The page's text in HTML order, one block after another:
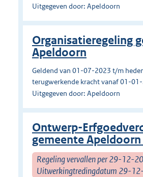
Uitgegeven door: Apeldoorn
Organisatieregeling
Apeldoorn
Geldend van 01-07-2023 t/m
terugwerkende kracht vanaf 01-
Uitgegeven door: Apeldoorn
Ontwerp-
gemeente
Regeling vervallen per 29-12-
Uitwerkingtredingdatum 29-